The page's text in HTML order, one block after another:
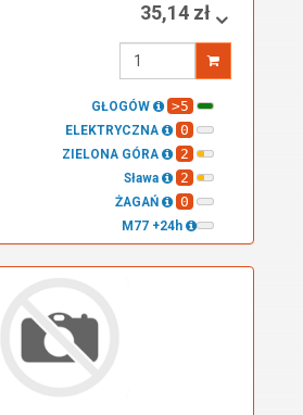
35,14 zł
GŁOGÓW >5
ELEKTRYCZNA 0
ZIELONA GÓRA 2
Sława 2
ŻAGAŃ 0
M77 +24h